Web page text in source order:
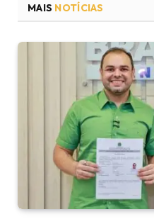
MAIS NOTÍCIAS